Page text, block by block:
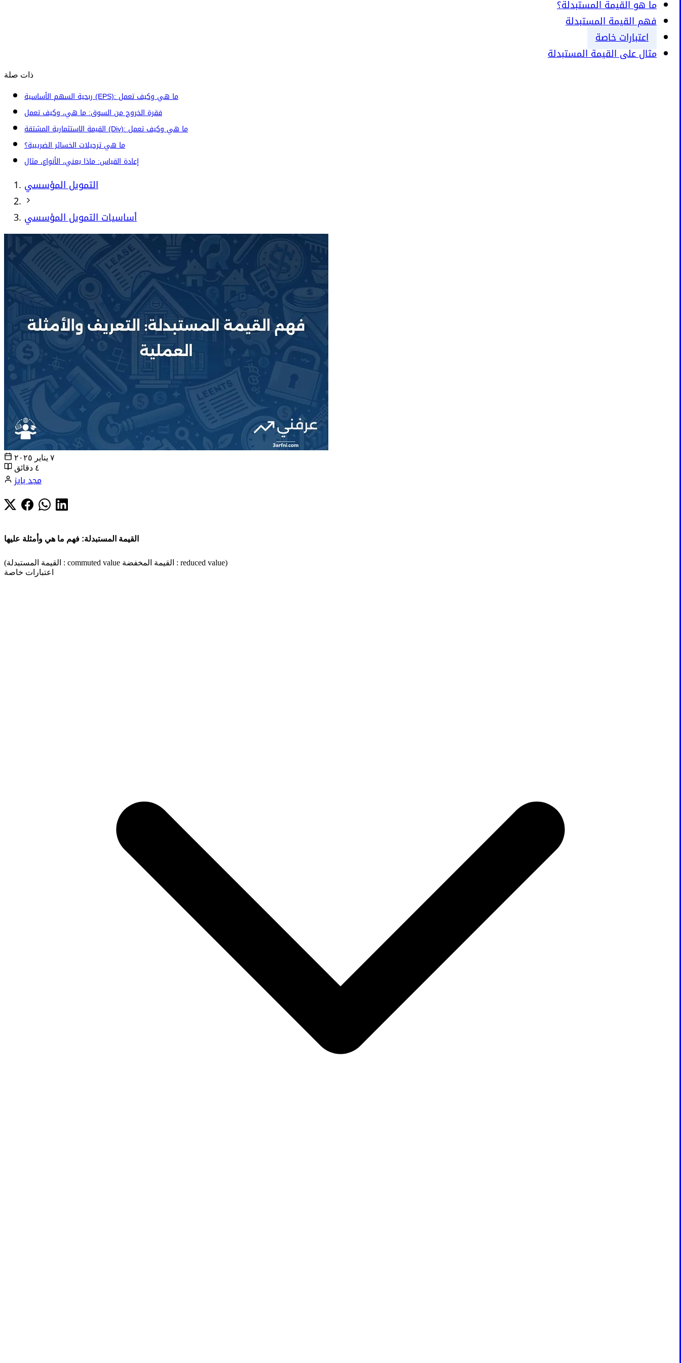
ما هو القيمة المستبدلة؟
فهم القيمة المستبدلة
اعتبارات خاصة
مثال على القيمة المستبدلة
ذات صلة
ربحية السهم الأساسية (EPS): ما هي وكيف تعمل
فقرة الخروج من السوق: ما هي، وكيف تعمل
القيمة الاستثمارية المشتقة (Div): ما هي وكيف تعمل
ما هي ترحيلات الخسائر الضريبية؟
إعادة القياس: ماذا يعني، الأنواع، مثال
التمويل المؤسسي
أساسيات التمويل المؤسسي
٧ يناير ٢٠٢٥
٤ دقائق
مجد بايز
القيمة المستبدلة: فهم ما هي وأمثلة عليها
(القيمة المستبدلة : commuted value القيمة المخفضة : reduced value)
اعتبارات خاصة